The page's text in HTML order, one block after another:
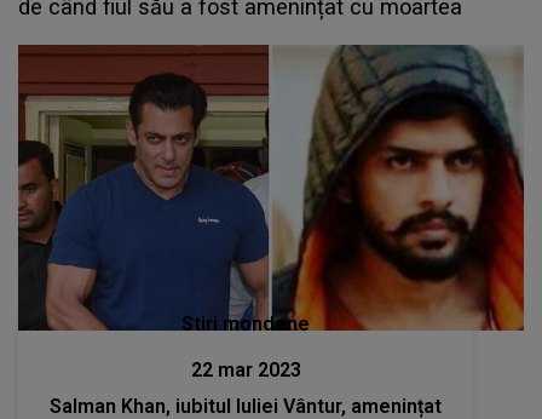
de când fiul său a fost amenințat cu moartea
Stiri mondene
22 mar 2023
Salman Khan, iubitul Iuliei Vântur, amenințat